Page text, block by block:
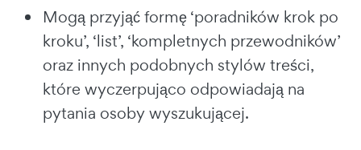
Mogą przyjąć formę ‘poradników krok po
kroku’, ‘list’, ‘kompletnych przewodników’
oraz innych podobnych stylów treści,
które wyczerpująco odpowiadają na
pytania osoby wyszukującej.